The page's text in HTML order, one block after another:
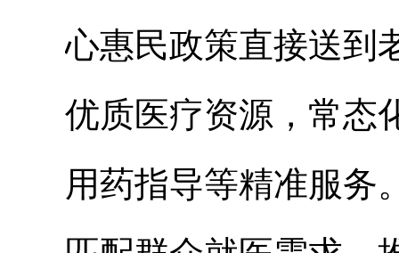
心惠民政策直接送到
优质医疗资源，常态
用药指导等精准服务